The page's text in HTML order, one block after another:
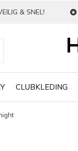
CLUBKLEDING
& SNEL!